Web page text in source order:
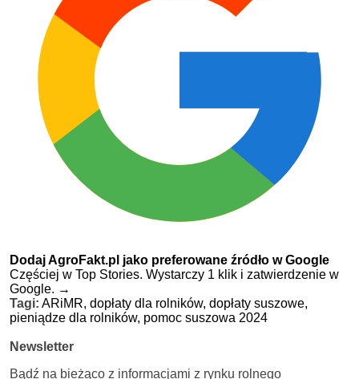
Dodaj AgroFakt.pl jako preferowane źródło w Google
Częściej w Top Stories. Wystarczy 1 klik i zatwierdzenie w
Google. →
Tagi: ARiMR, dopłaty dla rolników, dopłaty suszowe,
pieniądze dla rolników, pomoc suszowa 2024
Newsletter
Bądź na bieżąco z informacjami z rynku rolnego